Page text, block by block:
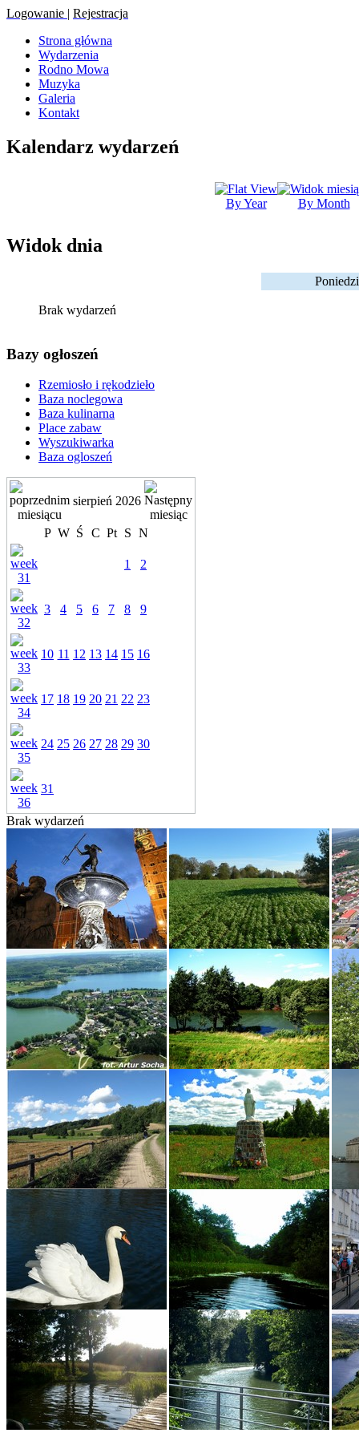
Logowanie | Rejestracja
Strona główna
Wydarzenia
Rodno Mowa
Muzyka
Galeria
Kontakt
Kalendarz wydarzeń
By Year By Month
Widok dnia
Brak wydarzeń
Bazy ogłoszeń
Rzemiosło i rękodzieło
Baza noclegowa
Baza kulinarna
Place zabaw
Wyszukiwarka
Baza ogloszeń
sierpień 2026
P W Ś C Pt S N
1 2
3 4 5 6 7 8 9
10 11 12 13 14 15 16
17 18 19 20 21 22 23
24 25 26 27 28 29 30
31
Brak wydarzeń